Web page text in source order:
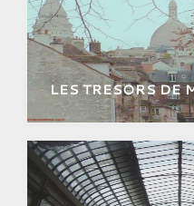
LES TRESORS DE
Explorez le village le
entier au travers